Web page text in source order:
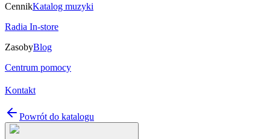
CennikKatalog muzyki
Radia In-store
ZasobyBlog
Centrum pomocy
Kontakt
Powrót do katalogu